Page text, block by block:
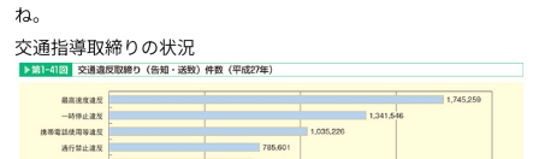
ね。
交通指導取締りの状況